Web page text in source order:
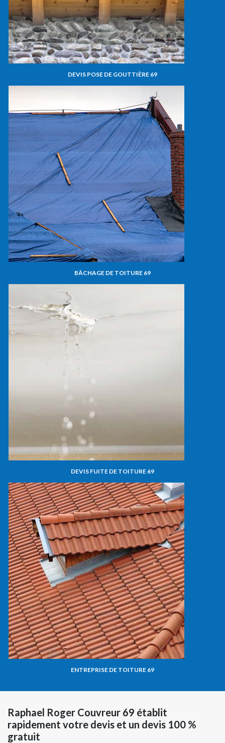
DEVIS POSE DE GOUTTIÈRE 69
BÂCHAGE DE TOITURE 69
DEVIS FUITE DE TOITURE 69
ENTREPRISE DE TOITURE 69
Raphael Roger Couvreur 69 établit
rapidement votre devis et un devis 100 %
gratuit